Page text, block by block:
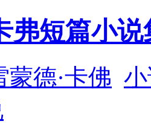
弗短篇小说
蒙德·卡佛